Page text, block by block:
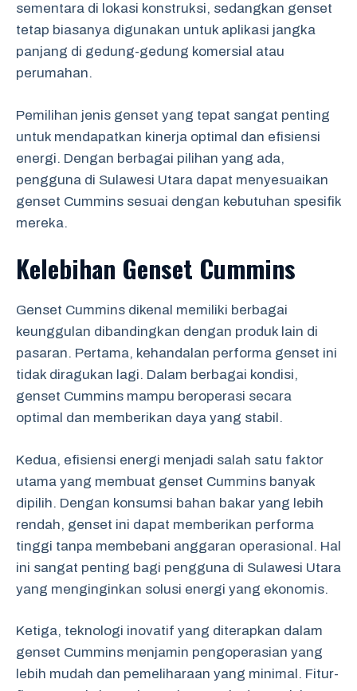
sementara di lokasi konstruksi, sedangkan genset
tetap biasanya digunakan untuk aplikasi jangka
panjang di gedung-gedung komersial atau
perumahan.
Pemilihan jenis genset yang tepat sangat penting
untuk mendapatkan kinerja optimal dan efisiensi
energi. Dengan berbagai pilihan yang ada,
pengguna di Sulawesi Utara dapat menyesuaikan
genset Cummins sesuai dengan kebutuhan spesifik
mereka.
Kelebihan Genset Cummins
Genset Cummins dikenal memiliki berbagai
keunggulan dibandingkan dengan produk lain di
pasaran. Pertama, kehandalan performa genset ini
tidak diragukan lagi. Dalam berbagai kondisi,
genset Cummins mampu beroperasi secara
optimal dan memberikan daya yang stabil.
Kedua, efisiensi energi menjadi salah satu faktor
utama yang membuat genset Cummins banyak
dipilih. Dengan konsumsi bahan bakar yang lebih
rendah, genset ini dapat memberikan performa
tinggi tanpa membebani anggaran operasional. Hal
ini sangat penting bagi pengguna di Sulawesi Utara
yang menginginkan solusi energi yang ekonomis.
Ketiga, teknologi inovatif yang diterapkan dalam
genset Cummins menjamin pengoperasian yang
lebih mudah dan pemeliharaan yang minimal. Fitur-